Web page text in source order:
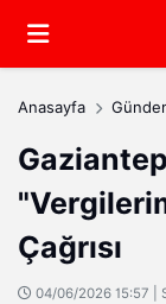
Anasayfa
Çağrısı
04/06/2026 15:57 |